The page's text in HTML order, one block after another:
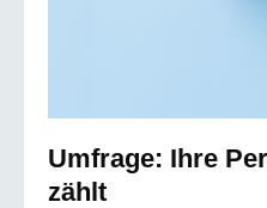
Umfrage: Ihre
zählt